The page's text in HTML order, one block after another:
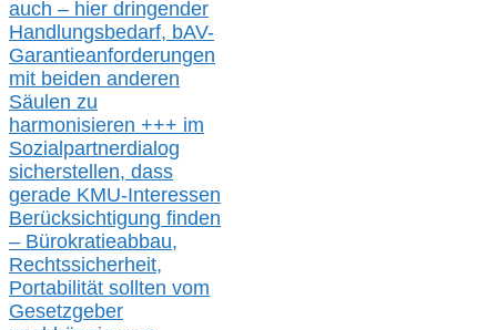
auch – hier dringender
Handlungsbedarf, bAV-
Garantieanforderungen
mit beiden anderen
Säulen zu
harmonisieren +++ im
Sozialpartnerdialog
sicherstellen, dass
gerade KMU-Interessen
Berücksichtigung finden
– Bürokratieabbau,
Rechtssicherheit,
Portabilität sollten vom
Gesetzgeber